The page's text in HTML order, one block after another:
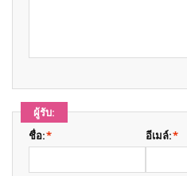
ผู้รับ:
*
ชื่อ: *
อีเมล์: